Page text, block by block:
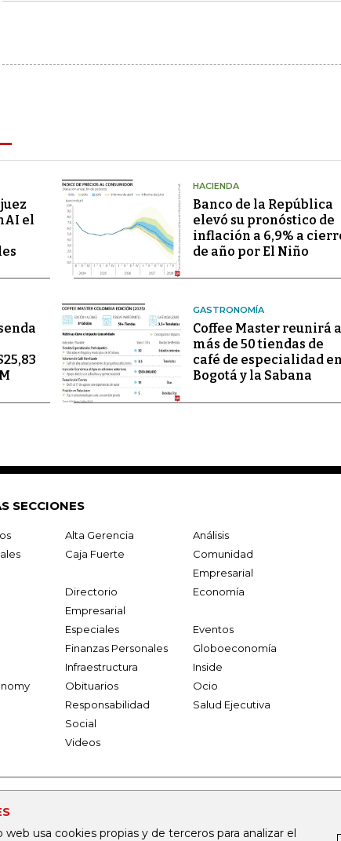
web usa cookies propias y de terceros para analizar el
el
HACIENDA
Banco de la República
elevó su pronóstico de
inflación a 6,9% a
de año por El Niño
GASTRONOMÍA
Coffee Master reunirá a
más de 50 tiendas de
café de especialidad en
Bogotá y la Sabana
SECCIONES
Alta Gerencia
Análisis
Caja Fuerte
Comunidad
Empresarial
Directorio
Empresarial
Economía
Especiales
Eventos
Finanzas Personales
Globoeconomía
Infraestructura
Inside
Obituarios
Ocio
Responsabilidad
Social
Salud Ejecutiva
Videos
firmasdeabogados.com